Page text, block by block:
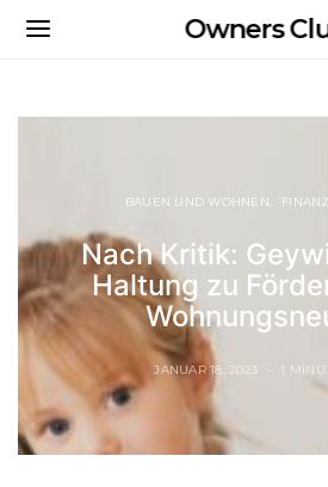
Owners
BAUEN UND WOHNEN
Nach Kritik:
Haltung zu
JANUAR 18, 2023 1